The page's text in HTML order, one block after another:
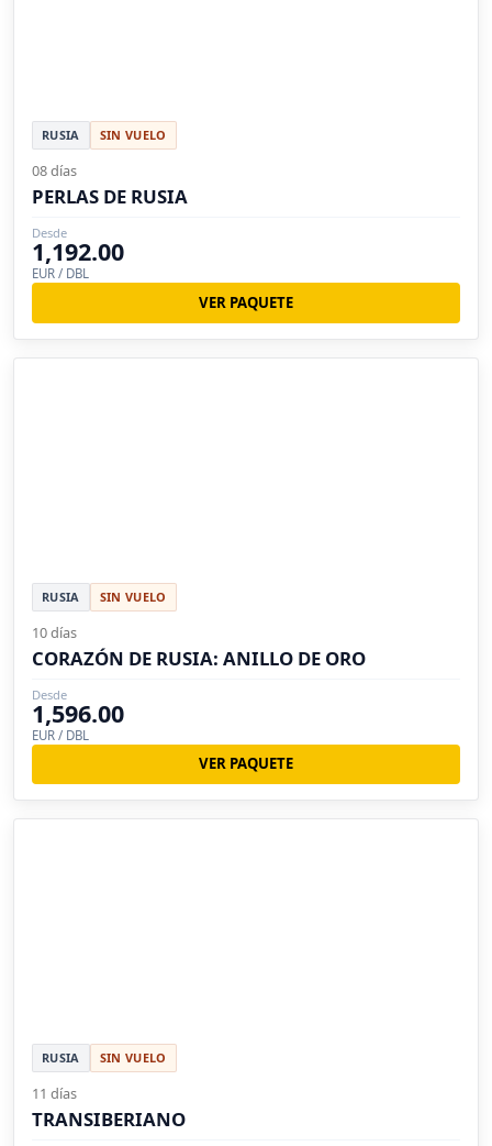
RUSIA SIN VUELO
08 días
PERLAS DE RUSIA
Desde
1,192.00
EUR / DBL
VER PAQUETE
RUSIA SIN VUELO
10 días
CORAZÓN DE RUSIA: ANILLO DE ORO
Desde
1,596.00
EUR / DBL
VER PAQUETE
RUSIA SIN VUELO
11 días
TRANSIBERIANO